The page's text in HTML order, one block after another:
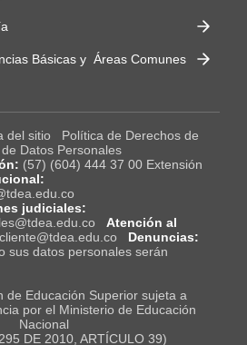
Básicas y Áreas Comunes
del sitio
Política de Derechos de
Datos Personales
(57) (604) 444 37 00 Extensión
judiciales:
Atención al
Denuncias:
sus datos personales serán
de Educación Superior sujeta a
por el Ministerio de Educación
Nacional
DE 2010, ARTÍCULO 39)